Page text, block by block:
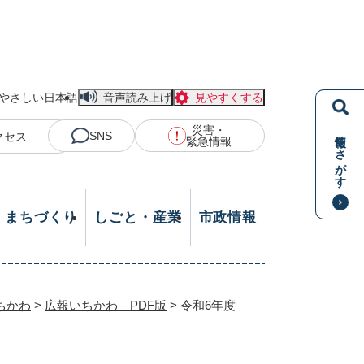
情報をさがす
さしい日本語 音声読み上げ 見やすくする
セス SNS
災害・
緊急情報
まちづくり しごと・産業 市政情報
かわ > 広報いちかわ PDF版 > 令和6年度